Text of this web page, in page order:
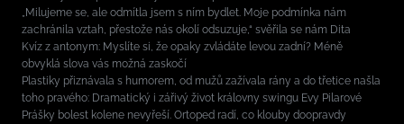
„Milujeme se, ale odmítla jsem s ním bydlet. Moje podmínka nám
zachránila vztah, přestože nás okolí odsuzuje,“ svěřila se nám Dita
Kvíz z antonym: Myslíte si, že opaky zvládáte levou zadní? Méně
obvyklá slova vás možná zaskočí
Plastiky přiznávala s humorem, od mužů zažívala rány a do třetice našla
toho pravého: Dramatický i zářivý život královny swingu Evy Pilarové
Prášky bolest kolene nevyřeší. Ortoped radí, co klouby doopravdy